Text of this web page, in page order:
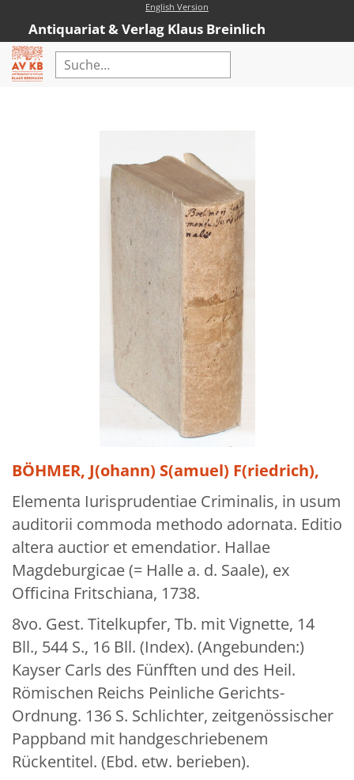
English Version
Antiquariat & Verlag Klaus Breinlich
AVKB-Edition
AVKB-Edition Downloads
Buchempfehlungen
Neubuchsortiment
Meine Tätigkeitsfelder
Buchbinderei und Restauration
Glossar und Bibliographien
Warenkorb
Kontakt
Newsletter
BÖHMER, J(ohann) S(amuel) F(riedrich),
Elementa Iurisprudentiae Criminalis, in usum
auditorii commoda methodo adornata. Editio
altera auctior et emendatior. Hallae
Magdeburgicae (= Halle a. d. Saale), ex
Officina Fritschiana, 1738.
8vo. Gest. Titelkupfer, Tb. mit Vignette, 14
Bll., 544 S., 16 Bll. (Index). (Angebunden:)
Kayser Carls des Fünfften und des Heil.
Römischen Reichs Peinliche Gerichts-
Ordnung. 136 S. Schlichter, zeitgenössischer
Pappband mit handgeschriebenem
Rückentitel. (Ebd. etw. berieben).